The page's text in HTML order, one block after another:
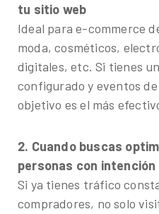
tu sitio web
Ideal para e-commerce
moda, cosméticos,
digitales, etc. Si tienes
configurado y eventos
objetivo es el más
2. Cuando buscas
personas con intención
Si ya tienes tráfico
compradores, no solo